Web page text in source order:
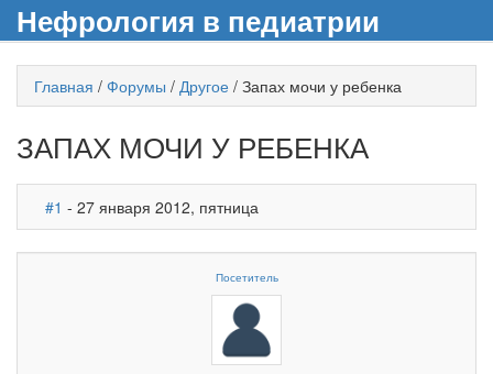
Нефрология в педиатрии
Главная / Форумы / Другое / Запах мочи у ребенка
ЗАПАХ МОЧИ У РЕБЕНКА
#1 - 27 января 2012, пятница
Посетитель